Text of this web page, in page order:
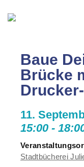
Baue
Brücke
11.
15:00 -
Stadtbücherei